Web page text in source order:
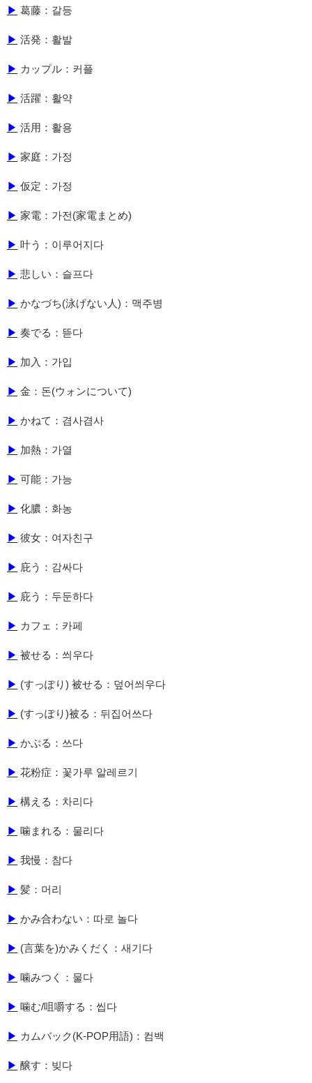
▶ 葛藤：갈등
▶ 活発：활발
▶ カップル：커플
▶ 活躍：활약
▶ 活用：활용
▶ 家庭：가정
▶ 仮定：가정
▶ 家電：가전(家電まとめ)
▶ 叶う：이루어지다
▶ 悲しい：슬프다
▶ かなづち(泳げない人)：맥주병
▶ 奏でる：뜯다
▶ 加入：가입
▶ 金：돈(ウォンについて)
▶ かねて：겸사겸사
▶ 加熱：가열
▶ 可能：가능
▶ 化膿：화농
▶ 彼女：여자친구
▶ 庇う：감싸다
▶ 庇う：두둔하다
▶ カフェ：카페
▶ 被せる：씌우다
▶ (すっぽり) 被せる：덮어씌우다
▶ (すっぽり)被る：뒤집어쓰다
▶ かぶる：쓰다
▶ 花粉症：꽃가루 알레르기
▶ 構える：차리다
▶ 噛まれる：물리다
▶ 我慢：참다
▶ 髪：머리
▶ かみ合わない：따로 놀다
▶ (言葉を)かみくだく：새기다
▶ 噛みつく：물다
▶ 噛む/咀嚼する：씹다
▶ カムバック(K-POP用語)：컴백
▶ 醸す：빚다